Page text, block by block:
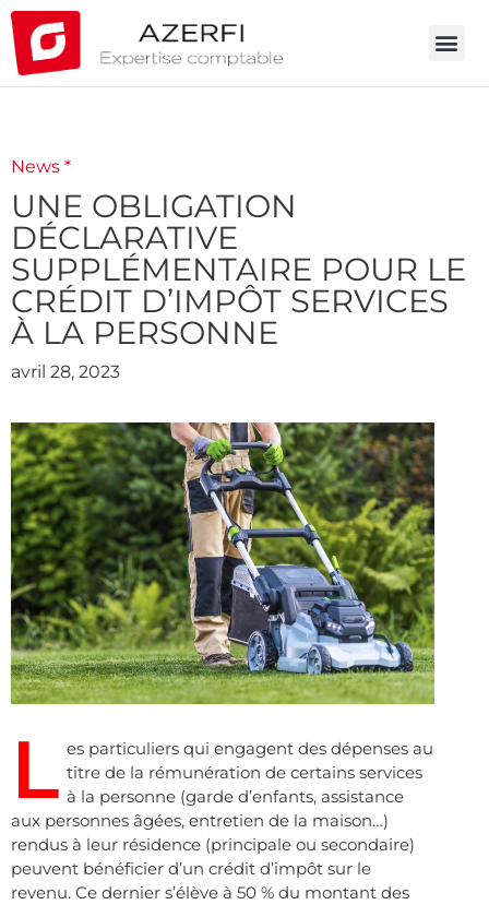
News *
UNE OBLIGATION
DÉCLARATIVE
SUPPLÉMENTAIRE POUR LE
CRÉDIT D’IMPÔT SERVICES
À LA PERSONNE
avril 28, 2023
L es particuliers qui engagent des dépenses au
titre de la rémunération de certains services
à la personne (garde d’enfants, assistance
aux personnes âgées, entretien de la maison…)
rendus à leur résidence (principale ou secondaire)
peuvent bénéficier d’un crédit d’impôt sur le
revenu. Ce dernier s’élève à 50 % du montant des